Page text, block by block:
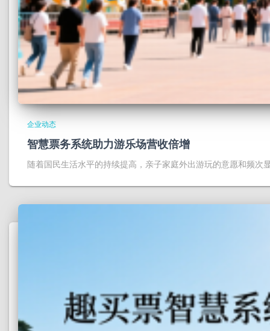
企业动态
智慧票务系统助力游乐场营收倍增
随着国民生活水平的持续提高，亲子家庭外出游玩的意愿和频次